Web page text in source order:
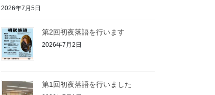
2026年7月5日
第2回初夜落語を行います
2026年7月2日
第1回初夜落語を行いました